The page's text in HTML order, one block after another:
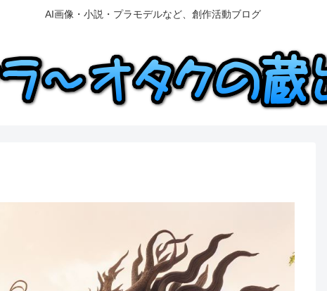
AI画像・小説・プラモデルなど、創作活動ブログ